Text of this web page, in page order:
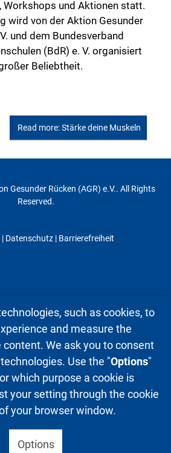
Workshops und Aktionen statt.
wird von der Aktion Gesunder
und dem Bundesverband
(BdR) e. V. organisiert
Beliebtheit.
Read more: Stärke deine Muskeln
Gesunder Rücken (AGR) e.V.. All Rights
Reserved.
| Datenschutz| Barrierefreiheit
such as cookies, to
and measure the
We ask you to consent
Use the "Options"
which purpose a cookie is
your setting through the cookie
your browser window.
Options